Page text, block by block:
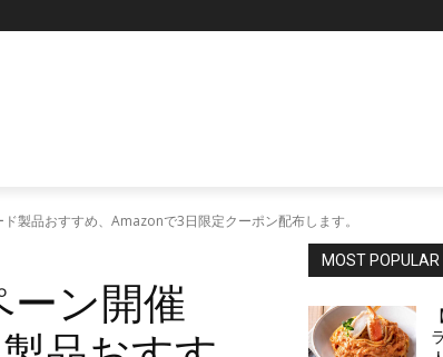
製品おすすめ、Amazonで3日限定クーポン配布します。
ーン開催
MOST POPULAR